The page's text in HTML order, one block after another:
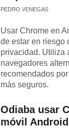
PEDRO VENEGAS
Usar Chrome en
de estar en riesgo
privacidad. Utiliza
navegadores
recomendados
más seguros.
Odiaba usar
móvil